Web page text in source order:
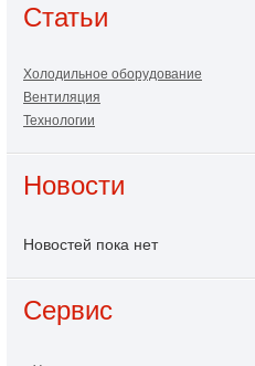
Статьи
Холодильное оборудование
Вентиляция
Технологии
Новости
Новостей пока нет
Сервис